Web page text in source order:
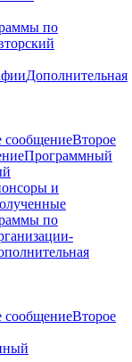
по
Дополнительная
сообщениеВторое
Программный
и
по
сообщениеВторое